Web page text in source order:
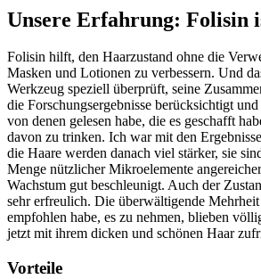
Unsere Erfahrung: Folisin
Folisin hilft, den Haarzustand ohne die
Masken und Lotionen zu verbessern. Und
Werkzeug speziell überprüft, seine
die Forschungsergebnisse berücksichtigt
von denen gelesen habe, die es geschafft
davon zu trinken. Ich war mit den
die Haare werden danach viel stärker, sie
Menge nützlicher Mikroelemente
Wachstum gut beschleunigt. Auch der
sehr erfreulich. Die überwältigende
empfohlen habe, es zu nehmen, blieben
jetzt mit ihrem dicken und schönen Haar
Vorteile